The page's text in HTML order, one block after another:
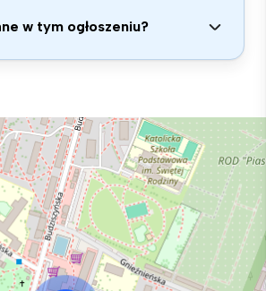
w tym ogłoszeniu?